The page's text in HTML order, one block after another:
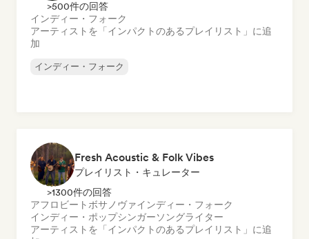
>500件の回答
インディー・フォーク
アーティストを「インパクトのあるプレイリスト」に追
加
インディー・フォーク
Fresh Acoustic & Folk Vibes
プレイリスト・キュレーター
>1300件の回答
アフロビート ボサノヴァインディー・フォーク
インディー・ポップシンガーソングライター
アーティストを「インパクトのあるプレイリスト」に追